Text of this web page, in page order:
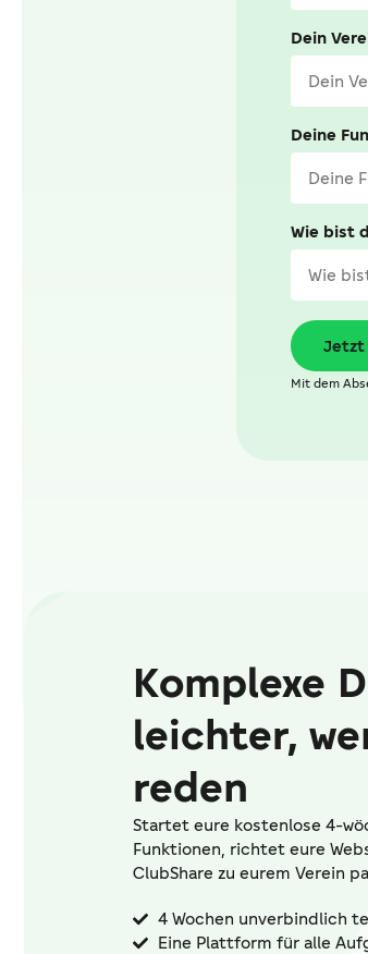
Dein
Deine
Wie bist
Jetzt
Mit dem
Komplexe
leichter,
reden
Startet eure kostenlose 4-
Funktionen, richtet eure
ClubShare zu eurem Verein
4 Wochen unverbindlich
Eine Plattform für alle